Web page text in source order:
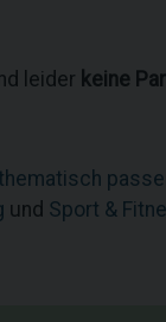
leider keine
und Sport &